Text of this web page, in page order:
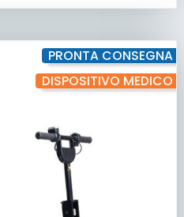
PRONTA CONSEGNA
DISPOSITIVO MEDICO